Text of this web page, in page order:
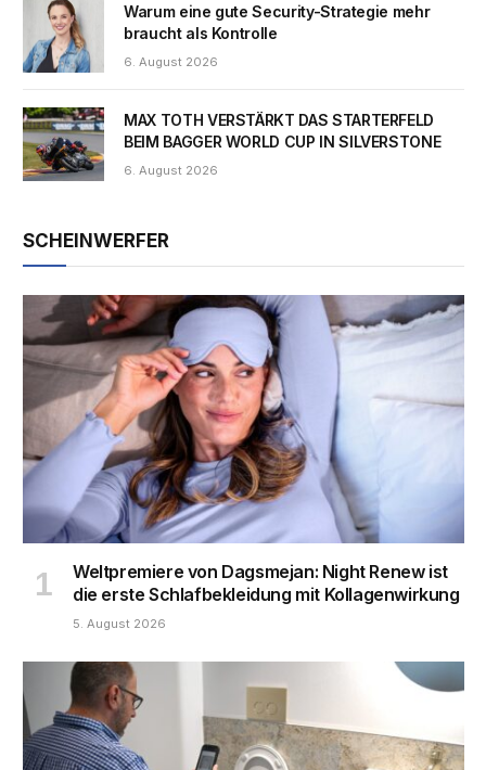
Warum eine gute Security-Strategie mehr
braucht als Kontrolle
6. August 2026
MAX TOTH VERSTÄRKT DAS STARTERFELD
BEIM BAGGER WORLD CUP IN SILVERSTONE
6. August 2026
SCHEINWERFER
Weltpremiere von Dagsmejan: Night Renew ist
die erste Schlafbekleidung mit Kollagenwirkung
5. August 2026